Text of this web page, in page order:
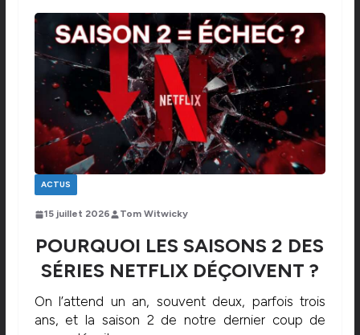
ACTUS
15 juillet 2026 Tom Witwicky
POURQUOI LES SAISONS 2 DES
SÉRIES NETFLIX DÉÇOIVENT ?
On l’attend un an, souvent deux, parfois trois
ans, et la saison 2 de notre dernier coup de